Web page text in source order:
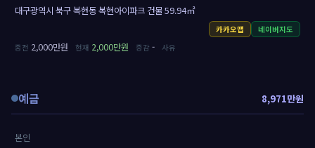
대구광역시 북구 복현동 복현아이파크 건물 59.94㎡
카카오맵 네이버지도
2,000만원 2,000만원 -
예금 8,971만원
본인